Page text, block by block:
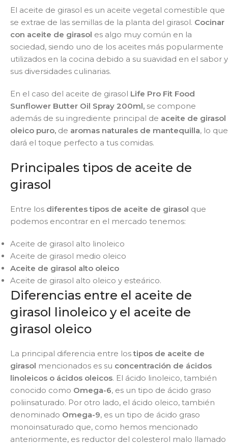
El aceite de girasol es un aceite vegetal comestible que
se extrae de las semillas de la planta del girasol. Cocinar
con aceite de girasol es algo muy común en la
sociedad, siendo uno de los aceites más popularmente
utilizados en la cocina debido a su suavidad en el sabor y
sus diversidades culinarias.
En el caso del aceite de girasol Life Pro Fit Food
Sunflower Butter Oil Spray 200ml, se compone
además de su ingrediente principal de aceite de girasol
oleico puro, de aromas naturales de mantequilla, lo que
dará el toque perfecto a tus comidas.
Principales tipos de aceite de
girasol
Entre los diferentes tipos de aceite de girasol que
podemos encontrar en el mercado tenemos:
Aceite de girasol alto linoleico
Aceite de girasol medio oleico
Aceite de girasol alto oleico
Aceite de girasol alto oleico y esteárico.
Diferencias entre el aceite de
girasol linoleico y el aceite de
girasol oleico
La principal diferencia entre lostipos de aceite de
girasol mencionados es su concentración de ácidos
linoleicos o ácidos oleicos. El ácido linoleico, también
conocido como Omega-6, es un tipo de ácido graso
poliinsaturado. Por otro lado, el ácido oleico, también
denominado Omega-9, es un tipo de ácido graso
monoinsaturado que, como hemos mencionado
anteriormente, es reductor del colesterol malo llamado